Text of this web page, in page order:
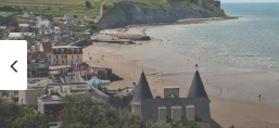
Actualité
Il y a 4 jours
Actualité
Il y a 1 semaine
Les plages du